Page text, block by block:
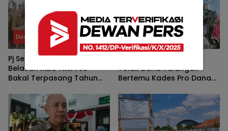
Daerah
Pj Sekda Fauzi Nyatakan
Belasan Ribu Titik PJU
Bakal Terpasang Tahun
Daerah
Tolak Dana Talangan
Bertemu Kades Pro Dana